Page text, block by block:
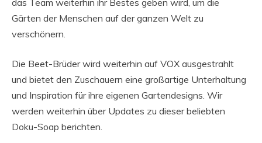
das Team weiterhin ihr Bestes geben wird, um die
Gärten der Menschen auf der ganzen Welt zu
verschönern.
Die Beet-Brüder wird weiterhin auf VOX ausgestrahlt
und bietet den Zuschauern eine großartige Unterhaltung
und Inspiration für ihre eigenen Gartendesigns. Wir
werden weiterhin über Updates zu dieser beliebten
Doku-Soap berichten.